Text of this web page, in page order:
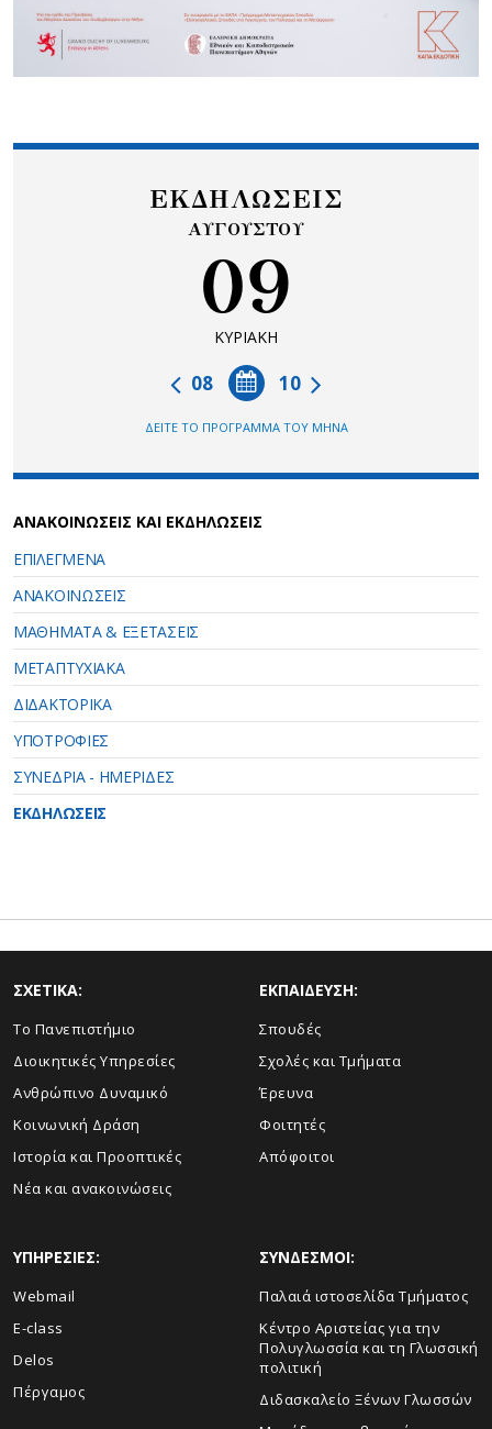
ΕΚΔΗΛΩΣΕΙΣ
ΑΥΓΟΥΣΤΟΥ
09
ΚΥΡΙΑΚΗ
10
08
ΔΕΙΤΕ ΤΟ ΠΡΟΓΡΑΜΜΑ ΤΟΥ ΜΗΝΑ
ΑΝΑΚΟΙΝΩΣΕΙΣ ΚΑΙ ΕΚΔΗΛΩΣΕΙΣ
ΕΠΙΛΕΓΜΕΝΑ
ΑΝΑΚΟΙΝΩΣΕΙΣ
ΜΑΘΗΜΑΤΑ & ΕΞΕΤΑΣΕΙΣ
ΜΕΤΑΠΤΥΧΙΑΚΑ
ΔΙΔΑΚΤΟΡΙΚΑ
ΥΠΟΤΡΟΦΙΕΣ
ΣΥΝΕΔΡΙΑ - ΗΜΕΡΙΔΕΣ
ΕΚΔΗΛΩΣΕΙΣ
ΣΧΕΤΙΚΑ:
Το Πανεπιστήμιο
Διοικητικές Υπηρεσίες
Ανθρώπινο Δυναμικό
Κοινωνική Δράση
Ιστορία και Προοπτικές
Νέα και ανακοινώσεις
ΕΚΠΑΙΔΕΥΣΗ:
Σπουδές
Σχολές και Τμήματα
Έρευνα
Φοιτητές
Απόφοιτοι
ΥΠΗΡΕΣΙΕΣ:
Webmail
E-class
Delos
Πέργαμος
ΣΥΝΔΕΣΜΟΙ:
Παλαιά ιστοσελίδα Τμήματος
Κέντρο Αριστείας για την
Πολυγλωσσία και τη Γλωσσική
πολιτική
Διδασκαλείο Ξένων Γλωσσών